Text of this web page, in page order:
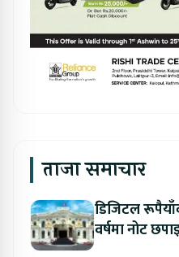
ताजा समाचार
डिजिटल
वर्षमा नोट